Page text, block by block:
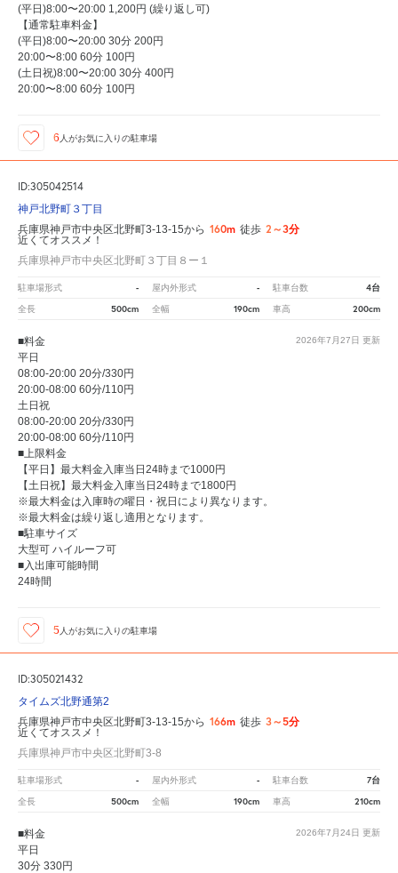
(平日)8:00〜20:00 1,200円 (繰り返し可)
【通常駐車料金】
(平日)8:00〜20:00 30分 200円
20:00〜8:00 60分 100円
(土日祝)8:00〜20:00 30分 400円
20:00〜8:00 60分 100円
6 人がお気に入りの駐車場
ID:305042514
神戸北野町３丁目
兵庫県神戸市中央区北野町3-13-15から 160m 徒歩 2～3分
近くてオススメ！
兵庫県神戸市中央区北野町３丁目８ー１
駐車場形式 - 屋内外形式 - 駐車台数 4台
全長 500cm 全幅 190cm 車高 200cm
2026年7月27日 更新
■料金
平日
08:00-20:00 20分/330円
20:00-08:00 60分/110円
土日祝
08:00-20:00 20分/330円
20:00-08:00 60分/110円
■上限料金
【平日】最大料金入庫当日24時まで1000円
【土日祝】最大料金入庫当日24時まで1800円
※最大料金は入庫時の曜日・祝日により異なります。
※最大料金は繰り返し適用となります。
■駐車サイズ
大型可 ハイルーフ可
■入出庫可能時間
24時間
5 人がお気に入りの駐車場
ID:305021432
タイムズ北野通第2
兵庫県神戸市中央区北野町3-13-15から 166m 徒歩 3～5分
近くてオススメ！
兵庫県神戸市中央区北野町3-8
駐車場形式 - 屋内外形式 - 駐車台数 7台
全長 500cm 全幅 190cm 車高 210cm
2026年7月24日 更新
■料金
平日
30分 330円